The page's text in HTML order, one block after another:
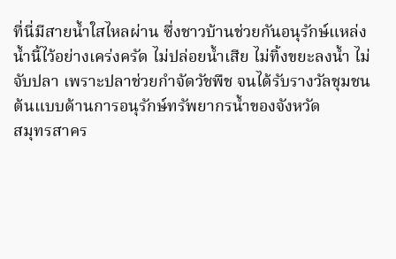
ที่นี่มีสายน้ำใสไหลผ่าน ซึ่งชาวบ้านช่วยกันอนุรักษ์แหล่ง
น้ำนี้ไว้อย่างเคร่งครัด ไม่ปล่อยน้ำเสีย ไม่ทิ้งขยะลงน้ำ ไม่
จับปลา เพราะปลาช่วยกำจัดวัชพืช จนได้รับรางวัลชุมชน
ต้นแบบด้านการอนุรักษ์ทรัพยากรน้ำของจังหวัด
สมุทรสาคร